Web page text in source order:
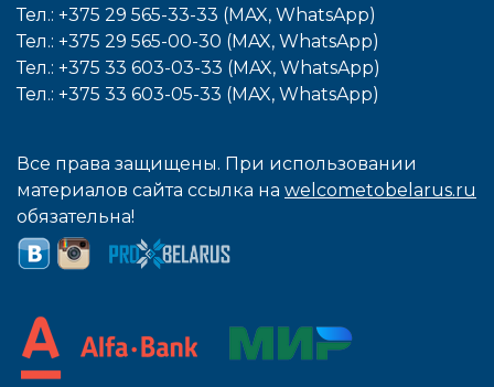
Тел.: +375 29 565-33-33 (MAX, WhatsApp)
Тел.: +375 29 565-00-30 (MAX, WhatsApp)
Тел.: +375 33 603-03-33 (MAX, WhatsApp)
Тел.: +375 33 603-05-33 (MAX, WhatsApp)
Все права защищены. При использовании
материалов сайта ссылка на welcometobelarus.ru
обязательна!